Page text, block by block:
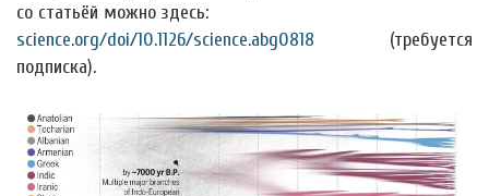
со статьёй можно здесь:
science.org/doi/10.1126/science.abg0818 (требуется
подписка).